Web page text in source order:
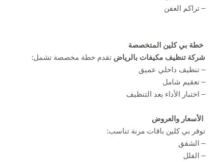
– تراكم العفن
خطة بي كلين المتخصصة
شركة تنظيف مكيفات بالرياض تقدم خطة مخصصة تشمل:
– تنظيف داخلي عميق
– تعقيم شامل
– اختبار الأداء بعد التنظيف
الأسعار والعروض
توفر بي كلين باقات مرنة تناسب:
– الشقق
– الفلل